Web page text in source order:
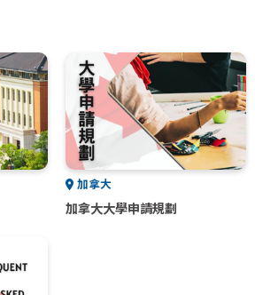
加拿大
加拿大大學申請規劃